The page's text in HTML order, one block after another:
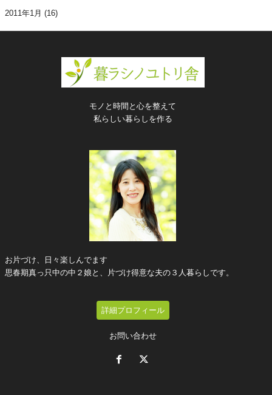
2011年1月 (16)
モノと時間と心を整えて
私らしい暮らしを作る
お片づけ、日々楽しんでます
思春期真っ只中の中２娘と、片づけ得意な夫の３人暮らしです。
詳細プロフィール
お問い合わせ